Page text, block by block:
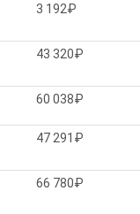
3 192₽
43 320₽
60 038₽
47 291₽
66 780₽